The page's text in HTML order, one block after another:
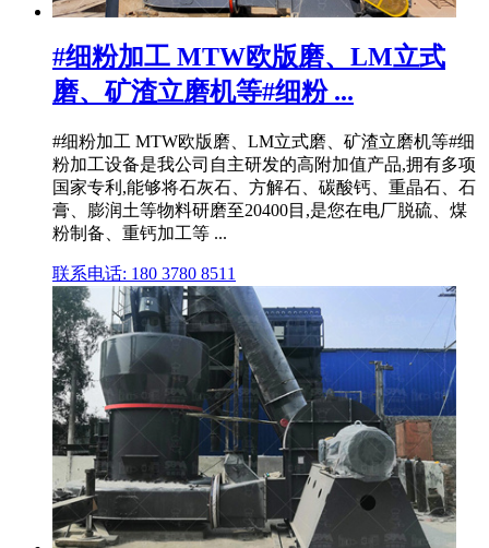
#细粉加工 MTW欧版磨、LM立式
磨、矿渣立磨机等#细粉 ...
#细粉加工 MTW欧版磨、LM立式磨、矿渣立磨机等#细
粉加工设备是我公司自主研发的高附加值产品,拥有多项
国家专利,能够将石灰石、方解石、碳酸钙、重晶石、石
膏、膨润土等物料研磨至20400目,是您在电厂脱硫、煤
粉制备、重钙加工等 ...
联系电话: 180 3780 8511